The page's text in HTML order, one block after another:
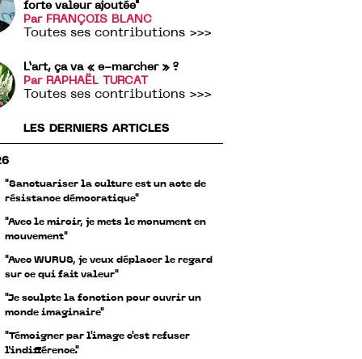
forte valeur ajoutée"
Par FRANÇOIS BLANC
Toutes ses contributions >>>
L’art, ça va « e-marcher » ?
Par RAPHAËL TURCAT
Toutes ses contributions >>>
LES DERNIERS ARTICLES
"Sanctuariser la culture est un acte de
résistance démocratique"
"Avec le miroir, je mets le monument en
mouvement"
"Avec WURUS, je veux déplacer le regard
sur ce qui fait valeur"
"Je sculpte la fonction pour ouvrir un
monde imaginaire"
"Témoigner par l'image c'est refuser
l’indifférence."